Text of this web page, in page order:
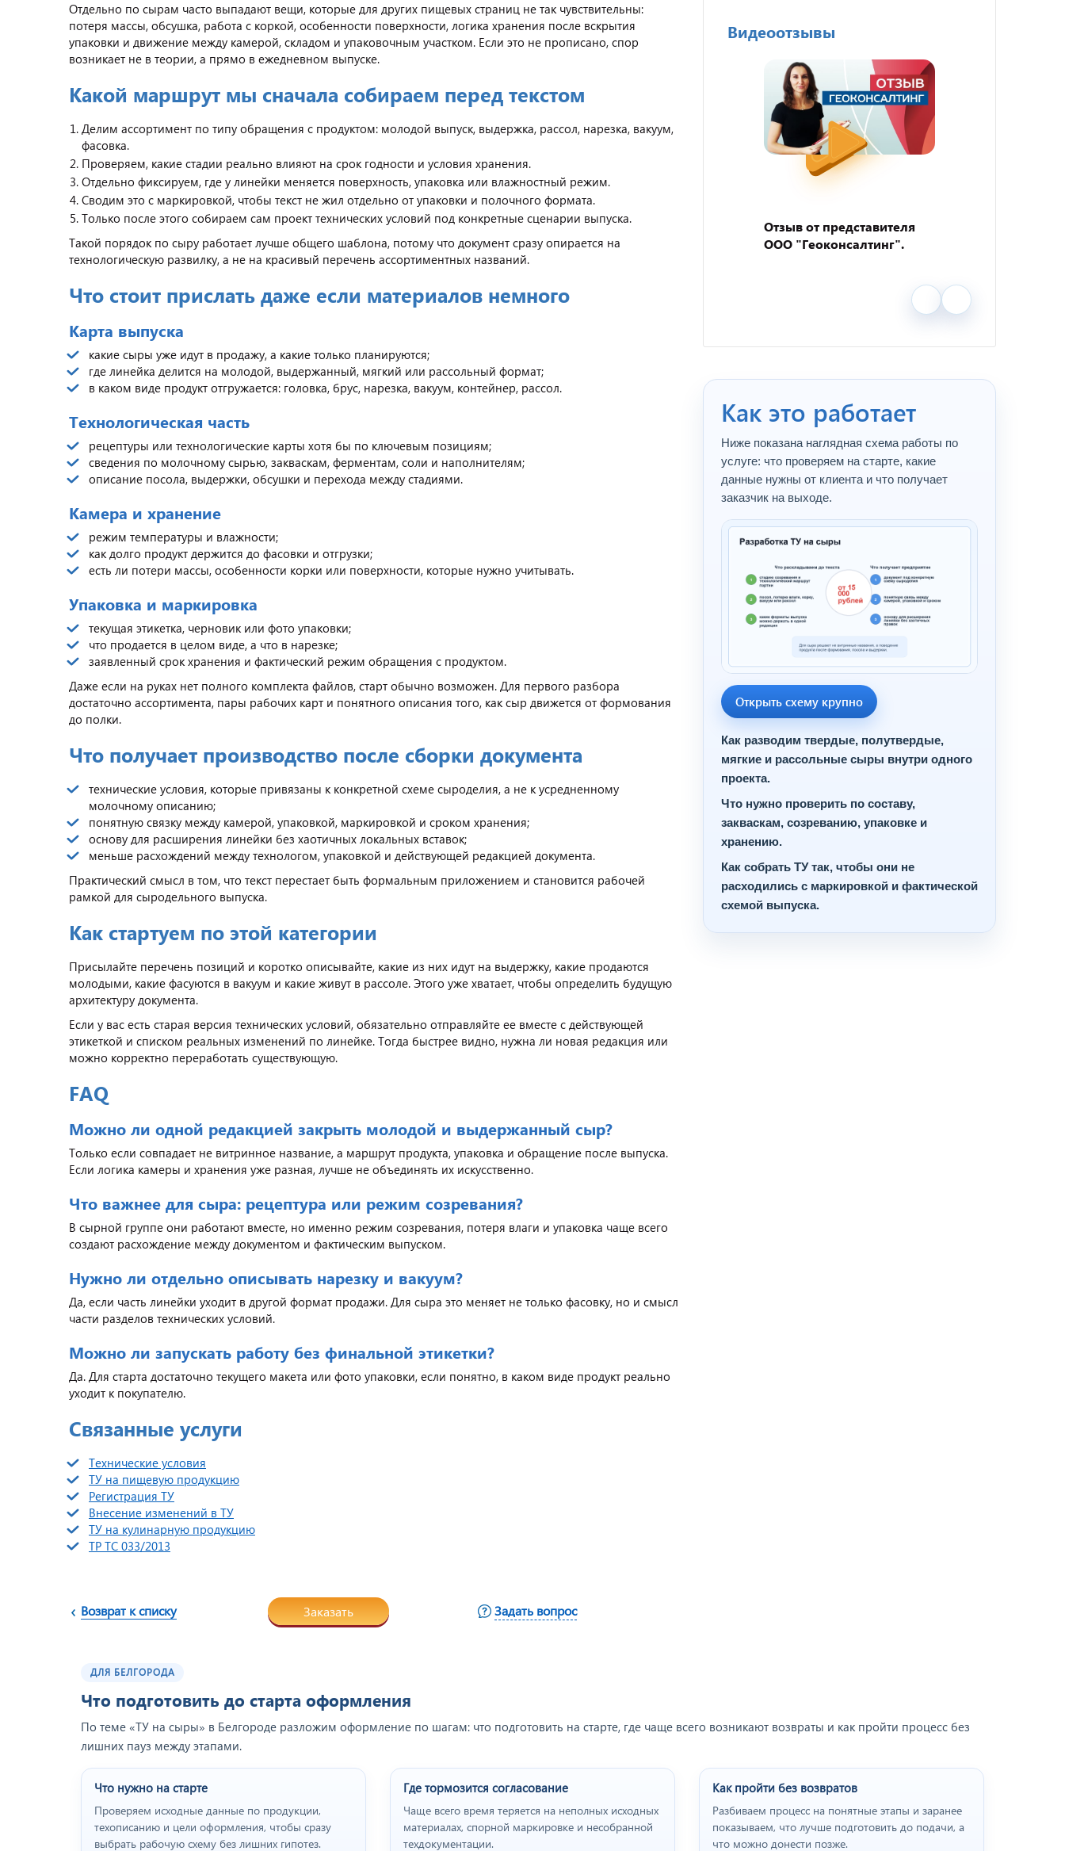
Отдельно по сырам часто выпадают вещи, которые для других пищевых страниц не так чувствительны:
потеря массы, обсушка, работа с коркой, особенности поверхности, логика хранения после вскрытия
упаковки и движение между камерой, складом и упаковочным участком. Если это не прописано, спор
возникает не в теории, а прямо в ежедневном выпуске.
Какой маршрут мы сначала собираем перед текстом
Делим ассортимент по типу обращения с продуктом: молодой выпуск, выдержка, рассол, нарезка, вакуум,
фасовка.
Проверяем, какие стадии реально влияют на срок годности и условия хранения.
Отдельно фиксируем, где у линейки меняется поверхность, упаковка или влажностный режим.
Сводим это с маркировкой, чтобы текст не жил отдельно от упаковки и полочного формата.
Только после этого собираем сам проект технических условий под конкретные сценарии выпуска.
Такой порядок по сыру работает лучше общего шаблона, потому что документ сразу опирается на
технологическую развилку, а не на красивый перечень ассортиментных названий.
Что стоит прислать даже если материалов немного
Карта выпуска
какие сыры уже идут в продажу, а какие только планируются;
где линейка делится на молодой, выдержанный, мягкий или рассольный формат;
в каком виде продукт отгружается: головка, брус, нарезка, вакуум, контейнер, рассол.
Технологическая часть
рецептуры или технологические карты хотя бы по ключевым позициям;
сведения по молочному сырью, закваскам, ферментам, соли и наполнителям;
описание посола, выдержки, обсушки и перехода между стадиями.
Камера и хранение
режим температуры и влажности;
как долго продукт держится до фасовки и отгрузки;
есть ли потери массы, особенности корки или поверхности, которые нужно учитывать.
Упаковка и маркировка
текущая этикетка, черновик или фото упаковки;
что продается в целом виде, а что в нарезке;
заявленный срок хранения и фактический режим обращения с продуктом.
Даже если на руках нет полного комплекта файлов, старт обычно возможен. Для первого разбора
достаточно ассортимента, пары рабочих карт и понятного описания того, как сыр движется от формования
до полки.
Что получает производство после сборки документа
технические условия, которые привязаны к конкретной схеме сыроделия, а не к усредненному
молочному описанию;
понятную связку между камерой, упаковкой, маркировкой и сроком хранения;
основу для расширения линейки без хаотичных локальных вставок;
меньше расхождений между технологом, упаковкой и действующей редакцией документа.
Практический смысл в том, что текст перестает быть формальным приложением и становится рабочей
рамкой для сыродельного выпуска.
Как стартуем по этой категории
Присылайте перечень позиций и коротко описывайте, какие из них идут на выдержку, какие продаются
молодыми, какие фасуются в вакуум и какие живут в рассоле. Этого уже хватает, чтобы определить будущую
архитектуру документа.
Если у вас есть старая версия технических условий, обязательно отправляйте ее вместе с действующей
этикеткой и списком реальных изменений по линейке. Тогда быстрее видно, нужна ли новая редакция или
можно корректно переработать существующую.
FAQ
Можно ли одной редакцией закрыть молодой и выдержанный сыр?
Только если совпадает не витринное название, а маршрут продукта, упаковка и обращение после выпуска.
Если логика камеры и хранения уже разная, лучше не объединять их искусственно.
Что важнее для сыра: рецептура или режим созревания?
В сырной группе они работают вместе, но именно режим созревания, потеря влаги и упаковка чаще всего
создают расхождение между документом и фактическим выпуском.
Нужно ли отдельно описывать нарезку и вакуум?
Да, если часть линейки уходит в другой формат продажи. Для сыра это меняет не только фасовку, но и смысл
части разделов технических условий.
Можно ли запускать работу без финальной этикетки?
Да. Для старта достаточно текущего макета или фото упаковки, если понятно, в каком виде продукт реально
уходит к покупателю.
Связанные услуги
Технические условия
ТУ на пищевую продукцию
Регистрация ТУ
Внесение изменений в ТУ
ТУ на кулинарную продукцию
ТР ТС 033/2013
Возврат к списку Заказать Задать вопрос
Видеоотзывы
Отзыв от представителя
кафе "Весна".
Отзыв от представителя
ООО "Геоконсалтинг".
Как это работает
Ниже показана наглядная схема работы по
услуге: что проверяем на старте, какие
данные нужны от клиента и что получает
заказчик на выходе.
Открыть схему крупно
Как разводим твердые, полутвердые,
мягкие и рассольные сыры внутри одного
проекта.
Что нужно проверить по составу,
закваскам, созреванию, упаковке и
хранению.
Как собрать ТУ так, чтобы они не
расходились с маркировкой и фактической
схемой выпуска.
ДЛЯ БЕЛГОРОДА
Что подготовить до старта оформления
По теме «ТУ на сыры» в Белгороде разложим оформление по шагам: что подготовить на старте, где чаще всего возникают возвраты и как пройти процесс без
лишних пауз между этапами.
Что нужно на старте
Проверяем исходные данные по продукции,
техописанию и цели оформления, чтобы сразу
выбрать рабочую схему без лишних гипотез.
Где тормозится согласование
Чаще всего время теряется на неполных исходных
материалах, спорной маркировке и несобранной
техдокументации.
Как пройти без возвратов
Разбиваем процесс на понятные этапы и заранее
показываем, что лучше подготовить до подачи, а
что можно донести позже.